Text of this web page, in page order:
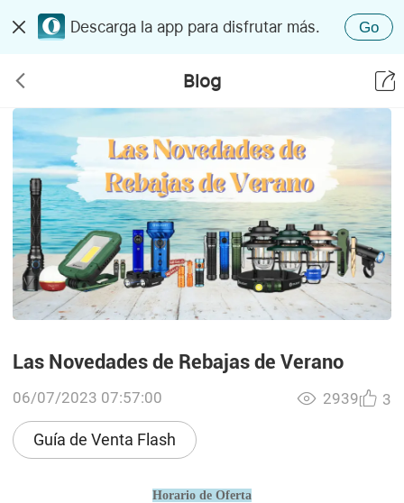
Descarga la app para disfrutar más. Go
Blog
Las Novedades de Rebajas de Verano
06/07/2023 07:57:00
Guía de Venta Flash
2939 3
Horario de Oferta